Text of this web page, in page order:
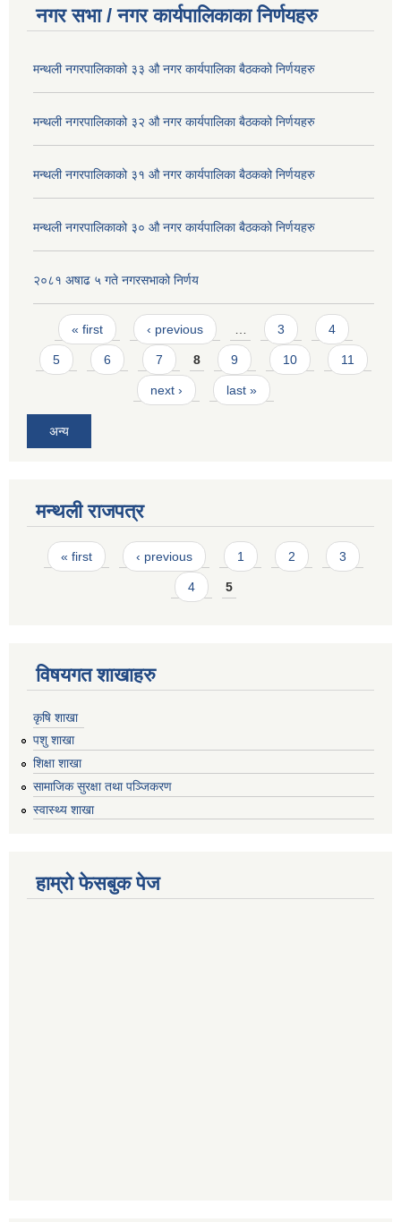
नगर सभा / नगर कार्यपालिकाका निर्णयहरु
मन्थली नगरपालिकाको ३३ औ नगर कार्यपालिका बैठकको निर्णयहरु
मन्थली नगरपालिकाको ३२ औ नगर कार्यपालिका बैठकको निर्णयहरु
मन्थली नगरपालिकाको ३१ औ नगर कार्यपालिका बैठकको निर्णयहरु
मन्थली नगरपालिकाको ३० औ नगर कार्यपालिका बैठकको निर्णयहरु
२०८१ अषाढ ५ गते नगरसभाको निर्णय
Pages
« first ‹ previous 3 4
5 6 7 8 9 10 11
next › last »
अन्य
मन्थली राजपत्र
Pages
« first ‹ previous 1 2 3
4 5
विषयगत शाखाहरु
कृषि शाखा
पशु शाखा
शिक्षा शाखा
सामाजिक सुरक्षा तथा पञ्जिकरण
स्वास्थ्य शाखा
हाम्रो फेसबुक पेज